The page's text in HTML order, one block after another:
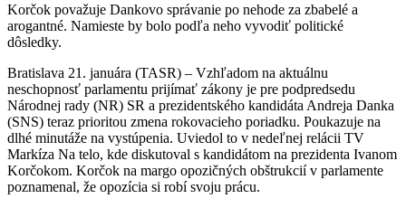
Korčok považuje Dankovo správanie po nehode za zbabelé a
arogantné. Namieste by bolo podľa neho vyvodiť politické
dôsledky.
Bratislava 21. januára (TASR) – Vzhľadom na aktuálnu
neschopnosť parlamentu prijímať zákony je pre podpredsedu
Národnej rady (NR) SR a prezidentského kandidáta Andreja Danka
(SNS) teraz prioritou zmena rokovacieho poriadku. Poukazuje na
dlhé minutáže na vystúpenia. Uviedol to v nedeľnej relácii TV
Markíza Na telo, kde diskutoval s kandidátom na prezidenta Ivanom
Korčokom. Korčok na margo opozičných obštrukcií v parlamente
poznamenal, že opozícia si robí svoju prácu.